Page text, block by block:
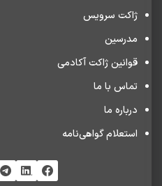
ژاکت سرویس
مدرسین
قوانین ژاکت آکادمی
تماس با ما
درباره ما
استعلام گواهی‌نامه